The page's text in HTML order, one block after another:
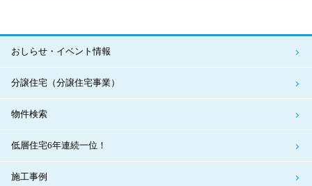
おしらせ・イベント情報
分譲住宅（分譲住宅事業）
物件検索
低層住宅6年連続一位！
施工事例